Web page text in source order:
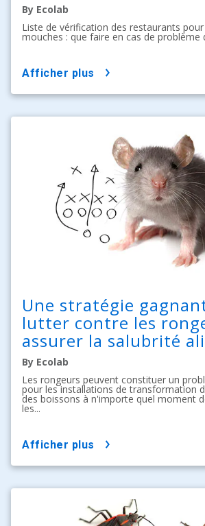
By Ecolab
Liste de vérification des restaurants
mouches : que faire en cas de problème
afficher plus
Une stratégie
lutter contre les
assurer la salubrité
By Ecolab
Les rongeurs peuvent constituer un
pour les installations de transformation
des boissons à n'importe quel moment
les...
afficher plus